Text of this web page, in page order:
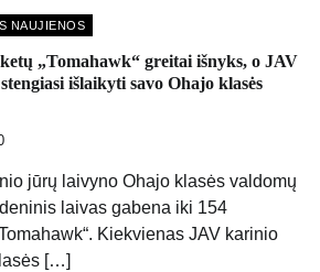
NAUJIENOS
„Tomahawk“ greitai išnyks, o JAV
išlaikyti savo Ohajo klasės
jūrų laivyno Ohajo klasės valdomų
laivas gabena iki 154
Kiekvienas JAV karinio
[…]